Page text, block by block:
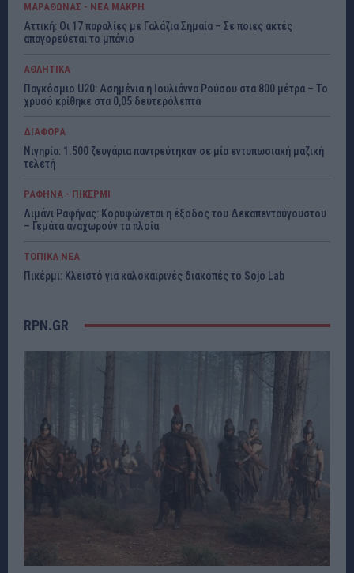
ΜΑΡΑΘΩΝΑΣ - ΝΕΑ ΜΑΚΡΗ
Αττική: Οι 17 παραλίες με Γαλάζια Σημαία – Σε ποιες ακτές
απαγορεύεται το μπάνιο
ΑΘΛΗΤΙΚΑ
Παγκόσμιο U20: Ασημένια η Ιουλιάννα Ρούσου στα 800 μέτρα – Το
χρυσό κρίθηκε στα 0,05 δευτερόλεπτα
ΔΙΑΦΟΡΑ
Νιγηρία: 1.500 ζευγάρια παντρεύτηκαν σε μία εντυπωσιακή μαζική
τελετή
ΡΑΦΗΝΑ - ΠΙΚΕΡΜΙ
Λιμάνι Ραφήνας: Κορυφώνεται η έξοδος του Δεκαπενταύγουστου
– Γεμάτα αναχωρούν τα πλοία
ΤΟΠΙΚΑ ΝΕΑ
Πικέρμι: Κλειστό για καλοκαιρινές διακοπές το Sojo Lab
RPN.GR